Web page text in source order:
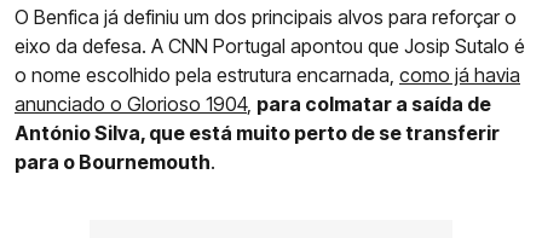
O Benfica já definiu um dos principais alvos para reforçar o
eixo da defesa. A CNN Portugal apontou que Josip Sutalo é
o nome escolhido pela estrutura encarnada, como já havia
anunciado o Glorioso 1904, para colmatar a saída de
António Silva, que está muito perto de se transferir
para o Bournemouth.